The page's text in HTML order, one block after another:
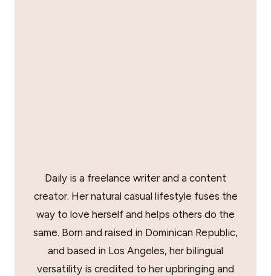
Daily is a freelance writer and a content
creator. Her natural casual lifestyle fuses the
way to love herself and helps others do the
same. Born and raised in Dominican Republic,
and based in Los Angeles, her bilingual
versatility is credited to her upbringing and